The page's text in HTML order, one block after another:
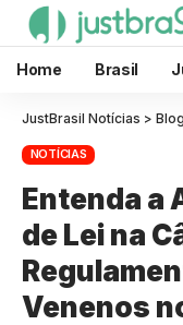
Home Brasil
JustBrasil Notícias > Blog
NOTÍCIAS
Entenda a
de Lei na
Venenos